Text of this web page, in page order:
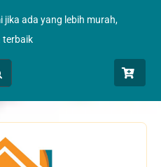
jika ada yang lebih murah,
terbaik